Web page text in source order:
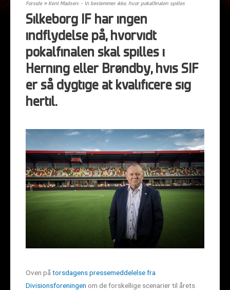
Forside»Kent Madsen: – Vi bestemmer ikke, hvor pokalfinalen spilles
Silkeborg IF har ingen
indflydelse på, hvorvidt
pokalfinalen skal spilles i
Herning eller Brøndby, hvis SIF
er så dygtige at kvalificere sig
hertil.
Oven på torsdagens pressemeddelelse fra
Divisionsforeningen om de forskellige scenarier til årets